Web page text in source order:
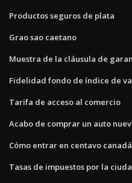
Productos seguros de plata
Grao sao caetano
Muestra de la cláusula de
Fidelidad fondo de índice de
Tarifa de acceso al comercio
Acabo de comprar un auto
Cómo entrar en centavo canadá
Tasas de impuestos por la